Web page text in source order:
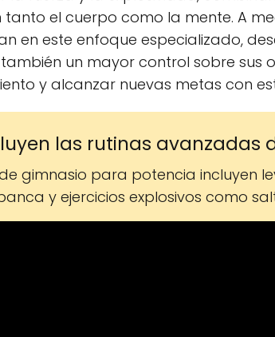
el cuerpo como la mente. A
en este enfoque especializado,
un mayor control sobre sus
y alcanzar nuevas metas con
las rutinas avanzadas
gimnasio para potencia incluyen
y ejercicios explosivos como